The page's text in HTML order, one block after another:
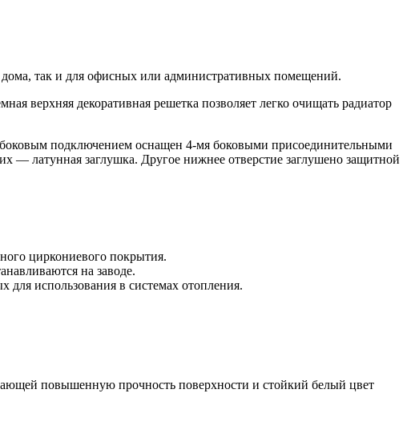
дома, так и для офисных или административных помещений.
верхняя декоративная решетка позволяет легко очищать радиатор
подключением оснащен 4-мя боковыми присоединительными
— латунная заглушка. Другое нижнее отверстие заглушено защитной
циркониевого покрытия.
на заводе.
для использования в системах отопления.
повышенную прочность поверхности и стойкий белый цвет